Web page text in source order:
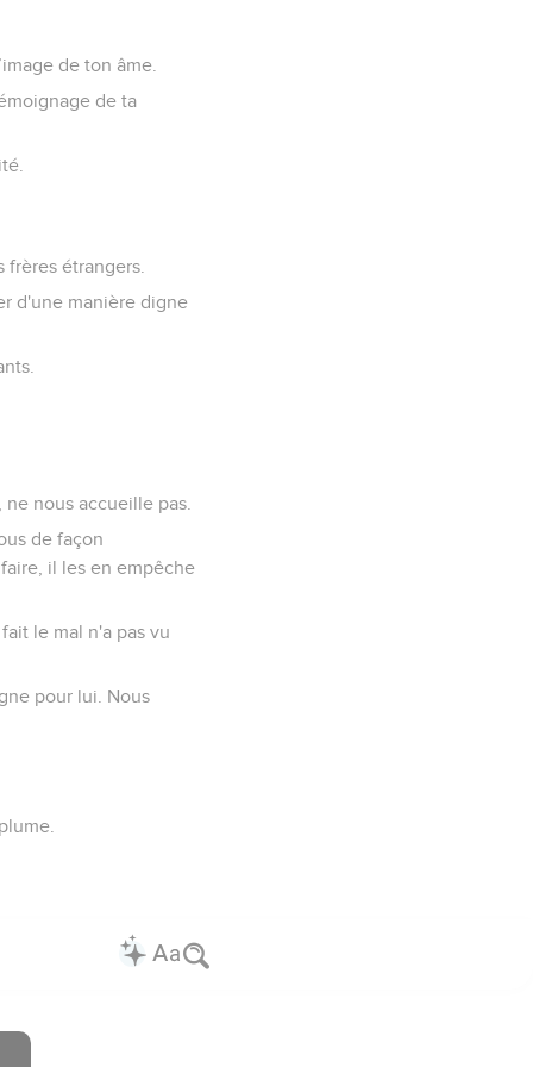
de ton âme.
de ta
étrangers.
d'une manière digne
nous accueille pas.
de façon
il les en empêche
le mal n'a pas vu
pour lui. Nous